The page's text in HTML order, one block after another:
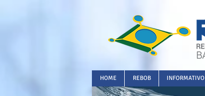
HOME REBOB INFORMATIVO